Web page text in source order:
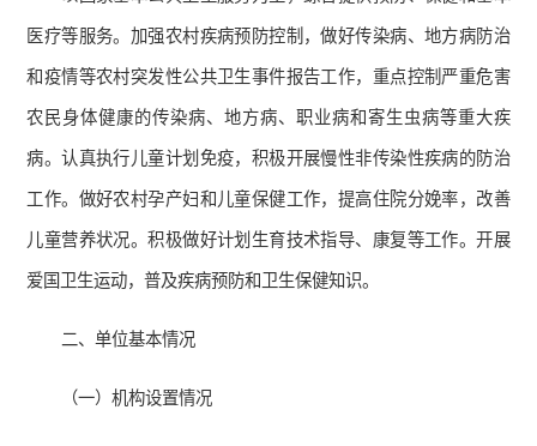
医疗等服务。加强农村疾病预防控制，做好传染病、地方病防治
和疫情等农村突发性公共卫生事件报告工作，重点控制严重危害
农民身体健康的传染病、地方病、职业病和寄生虫病等重大疾
病。认真执行儿童计划免疫，积极开展慢性非传染性疾病的防治
工作。做好农村孕产妇和儿童保健工作，提高住院分娩率，改善
儿童营养状况。积极做好计划生育技术指导、康复等工作。开展
爱国卫生运动，普及疾病预防和卫生保健知识。
二、单位基本情况
（一）机构设置情况